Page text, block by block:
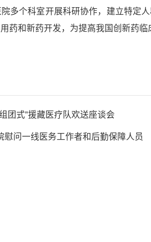
多个科室开展科研协作，建立特定
药和新药开发，为提高我国创新药临
团式”援藏医疗队欢送座谈会
问一线医务工作者和后勤保障人员